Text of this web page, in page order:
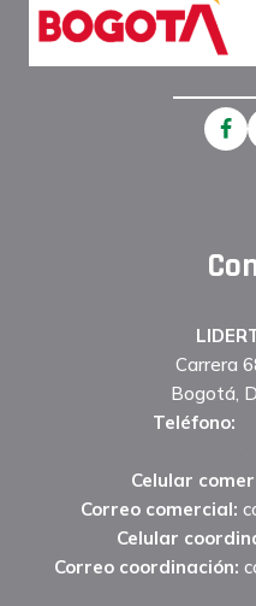
Carrera
Bogotá,
Teléfono:
Celular
Correo comercial:
Celular
Correo coordinación: